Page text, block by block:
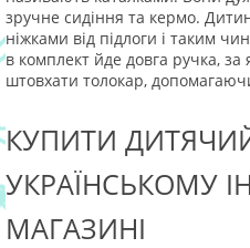
зручне сидіння та кермо.
ніжками від підлоги і таким
в комплект йде довга ручка,
штовхати толокар,
КУПИТИ
УКРАЇНСЬКОМУ
МАГАЗИНІ